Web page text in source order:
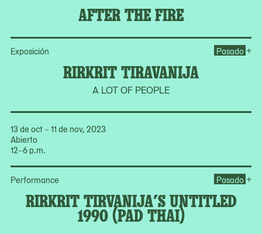
AFTER THE FIRE
Exposición
RIRKRIT TIRAVANIJA
A LOT OF PEOPLE
Pasado +
13 de oct – 11 de nov, 2023
Abierto
12–6 p.m.
Performance
RIRKRIT TIRVANIJA’S UNTITLED
1990 (PAD THAI)
Pasado +